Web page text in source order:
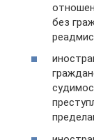
без